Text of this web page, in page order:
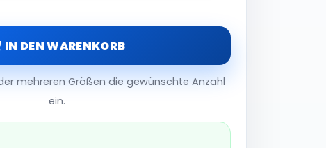
IN DEN WARENKORB
mehreren Größen die gewünschte Anzahl
ein.